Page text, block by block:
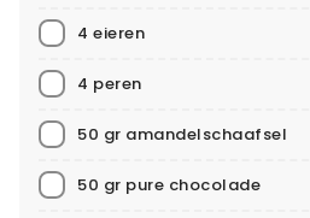
4 eieren
4 peren
50 gr amandelschaafsel
50 gr pure chocolade